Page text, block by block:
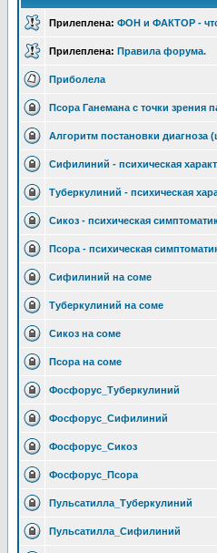
Прилеплена: ФОН и ФАКТОР -
Прилеплена: Правила форума.
Приболела
Псора Ганемана с точки зрения
Алгоритм постановки
Сифилиний - психическая
Туберкулиний - психическая
Сикоз - психическая
Псора - психическая
Сифилиний на соме
Туберкулиний на соме
Сикоз на соме
Псора на соме
Фосфорус_Туберкулиний
Фосфорус_Сифилиний
Фосфорус_Сикоз
Фосфорус_Псора
Пульсатилла_Туберкулиний
Пульсатилла_Сифилиний